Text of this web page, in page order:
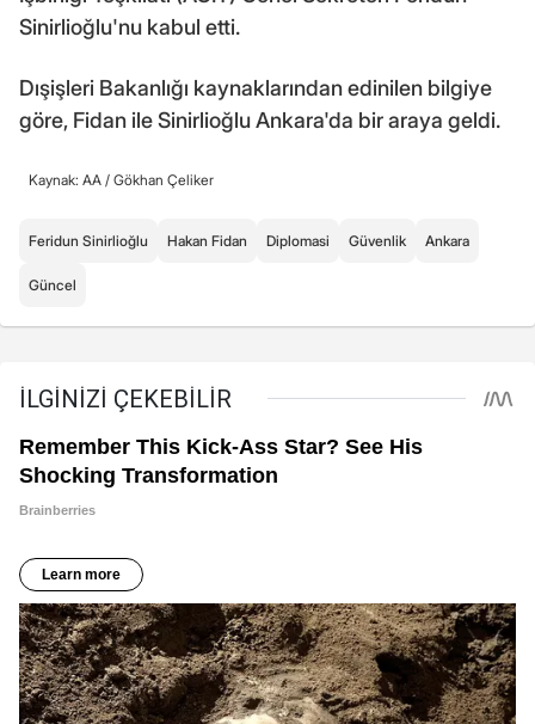
Sinirlioğlu'nu kabul etti.
Dışişleri Bakanlığı kaynaklarından edinilen bilgiye
göre, Fidan ile Sinirlioğlu Ankara'da bir araya geldi.
Kaynak: AA / Gökhan Çeliker
Feridun Sinirlioğlu Hakan Fidan Diplomasi Güvenlik Ankara
Güncel